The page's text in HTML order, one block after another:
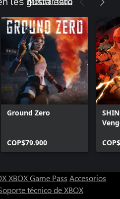
Ground Zero
COP$79.900
XBOX Game Pass Accesorios
técnico de XBOX